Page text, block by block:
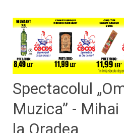
Spectacolul
Muzica” -
la Oradea